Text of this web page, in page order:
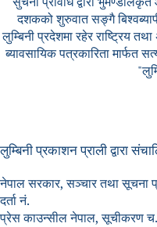
दशकको शुरुवात सङ्गै
लुम्बिनी प्रदेशमा रहेर राष्ट्रिय
ब्यावसायिक पत्रकारिता मार्फत
लुम्बिनी प्रकाशन प्राली द्वारा
नेपाल सरकार, सञ्चार तथा सूचना
दर्ता नं.
प्रेस काउन्सील नेपाल, सूचीकरण